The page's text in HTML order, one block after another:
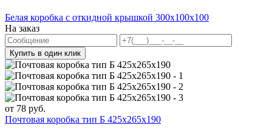
Белая коробка с откидной крышкой 300x100x100
На заказ
Купить в один клик
от 78 руб.
Почтовая коробка тип Б 425х265х190